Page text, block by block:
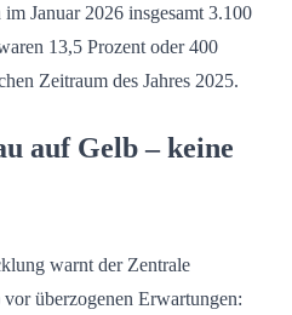
Januar 2026 insgesamt 3.100
13,5 Prozent oder 400
Zeitraum des Jahres 2025.
auf Gelb – keine
warnt der Zentrale
überzogenen Erwartungen: